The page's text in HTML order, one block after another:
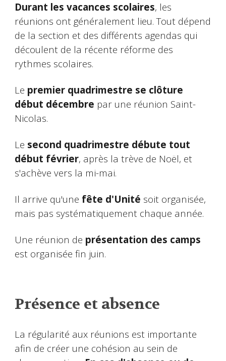
Durant les vacances scolaires, les
réunions ont généralement lieu. Tout dépend
de la section et des différents agendas qui
découlent de la récente réforme des
rythmes scolaires.
Le premier quadrimestre se clôture
début décembre par une réunion Saint-
Nicolas.
Le second quadrimestre débute tout
début février, après la trève de Noël, et
s'achève vers la mi-mai.
Il arrive qu'une fête d'Unité soit organisée,
mais pas systématiquement chaque année.
Une réunion de présentation des camps
est organisée fin juin.
Présence et absence
La régularité aux réunions est importante
afin de créer une cohésion au sein de